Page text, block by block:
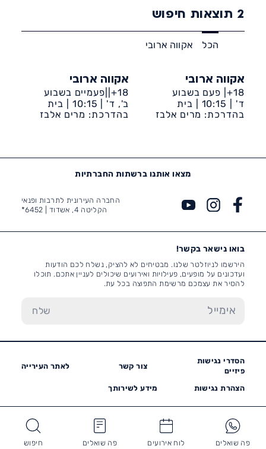
2 תוצאות חיפוש
הכל אקווה ארובי
אקווה ארובי
18+| פעם בשבוע
ד' |
10:15 |
בית
לברון-קאנטרי
בהדרכת: מרים אלבז
אקווה ארובי
18+||פעמיים בשבוע
ב', ד' | 10:15 |
בית
לברון-קאנטרי
בהדרכת: מרים אלבז
מצאו אותנו ברשתות החברתיות
החברה העירונית לתרבות ופנאי
הקליטה 4, אשדוד |
6452*
בואו נישאר בקשר!
הירשמו לניוזלטר שלנו. מבטיחים לא להציק, נשלח לכם הודעות
ועדכונים על מופעים, פעילויות ואירועים שיכולים לעניין אתכם. תוכלו
להסיר את עצמכם מרשימת התפוצה בכל עת.
הסדרי נגישות
פיזיים
צור קשר לאתר העירייה
הצהרת נגישות מידע לשירותך
פה שואלים לוח אירועים פה שואלים חיפוש